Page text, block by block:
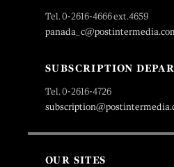
Tel. 0-2616-4666 ext.4659
SUBSCRIPTION
Tel. 0-2616-4726
OUR SITES